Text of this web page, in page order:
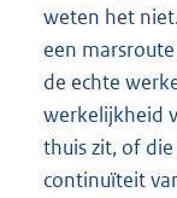
weten het
een
de echte
werkelijkheid
thuis zit, of
continuïteit